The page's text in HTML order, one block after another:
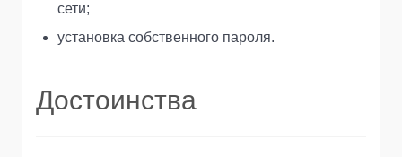
сети;
установка собственного пароля.
Достоинства